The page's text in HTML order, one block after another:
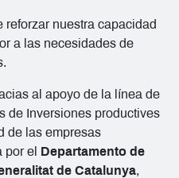
reforzar nuestra capacidad
a las necesidades de
al apoyo de la línea de
de Inversiones productives
de las empresas
por el Departamento de
de Catalunya,